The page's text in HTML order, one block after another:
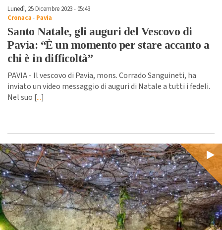
Lunedì, 25 Dicembre 2023 - 05:43
Cronaca- Pavia
Santo Natale, gli auguri del Vescovo di
Pavia: “È un momento per stare accanto a
chi è in difficoltà”
PAVIA - Il vescovo di Pavia, mons. Corrado Sanguineti, ha
inviato un video messaggio di auguri di Natale a tutti i fedeli.
Nel suo [...]